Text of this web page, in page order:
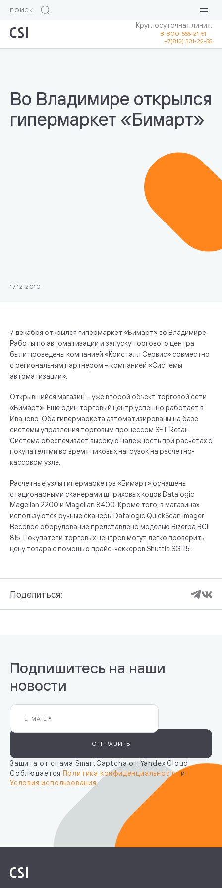
Круглосуточная линия:
8-800-555-21-51
+7(812) 331-22-55
Во Владимире открылся
гипермаркет «Бимарт»
17.12.2010
7 декабря открылся гипермаркет «Бимарт» во Владимире.
Работы по автоматизации и запуску торгового центра
были проведены компанией «Кристалл Сервис» совместно
с региональным партнером – компанией «Системы
автоматизации».
Открывшийся магазин – уже второй объект торговой сети
«Бимарт». Еще один торговый центр успешно работает в
Иваново. Оба гипермаркета автоматизированы на базе
системы управления торговым процессом SET Retail.
Система обеспечивает высокую надежность при расчетах с
покупателями во время пиковых нагрузок на расчетно-
кассовом узле.
Расчетные узлы гипермаркетов «Бимарт» оснащены
стационарными сканерами штриховых кодов Datalogic
Magellan 2200 и Magellan 8400. Кроме того, в магазинах
используются ручные сканеры Datalogic QuickScan Imager.
Весовое оборудование представлено моделью Bizerba BCII
815. Покупатели торговых центров могут легко проверить
цену товара с помощью прайс-чеккеров Shuttle SG-15.
Поделиться:
Подпишитесь на наши
новости
ОТПРАВИТЬ
Защита от спама SmartCaptcha от Yandex Cloud
Соблюдается Политика конфиденциальностии
Условия использования.